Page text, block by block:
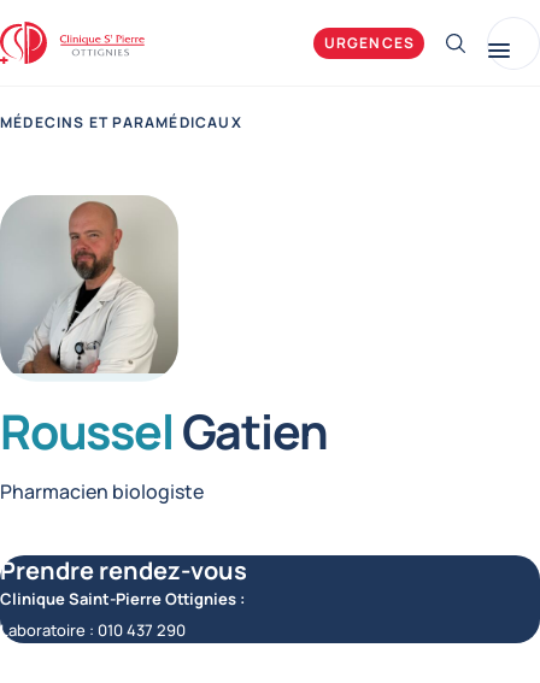
Clinique Saint-Pierre Ottignies URGENCES Afficher
MÉDECINS ET PARAMÉDICAUX
RousselGatien
Fonctions
Pharmacien biologiste
Prendre rendez-vous
Clinique Saint-Pierre Ottignies :
Laboratoire : 010 437 290